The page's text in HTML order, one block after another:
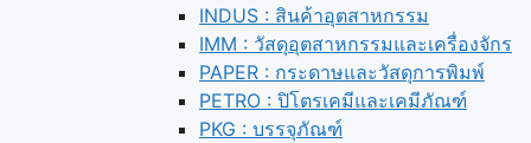
INDUS : สินค้าอุตสาหกรรม
IMM : วัสดุอุตสาหกรรมและเครื่องจักร
PAPER : กระดาษและวัสดุการพิมพ์
PETRO : ปิโตรเคมีและเคมีภัณฑ์
PKG : บรรจุภัณฑ์